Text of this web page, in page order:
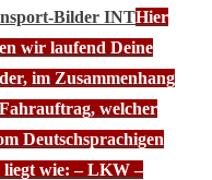
Bilder INTHier
wir laufend Deine
im Zusammenhang
welcher
Deutschsprachigen
wie: – LKW –